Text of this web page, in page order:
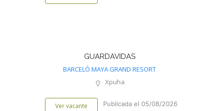
GUARDAVIDAS
BARCELÓ MAYA GRAND RESORT
Xpuha
Ver vacante Publicada el 05/08/2026